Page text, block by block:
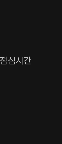
점심시간